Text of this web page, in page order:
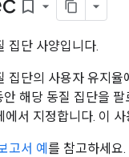
bookmark_border
집단 사양입니다.
집단의 사용자 유지
해당 동질 집단을
에서 지정합니다. 이
고서 예 를 참고하세요.